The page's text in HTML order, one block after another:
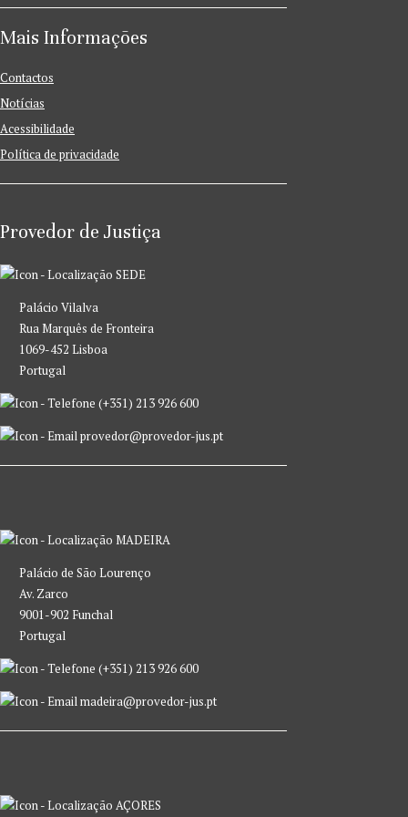
Mais Informações
Contactos
Notícias
Acessibilidade
Política de privacidade
Provedor de Justiça
SEDE
Palácio Vilalva
Rua Marquês de Fronteira
1069-452 Lisboa
Portugal
(+351) 213 926 600
provedor@provedor-jus.pt
MADEIRA
Palácio de São Lourenço
Av. Zarco
9001-902 Funchal
Portugal
(+351) 213 926 600
madeira@provedor-jus.pt
AÇORES